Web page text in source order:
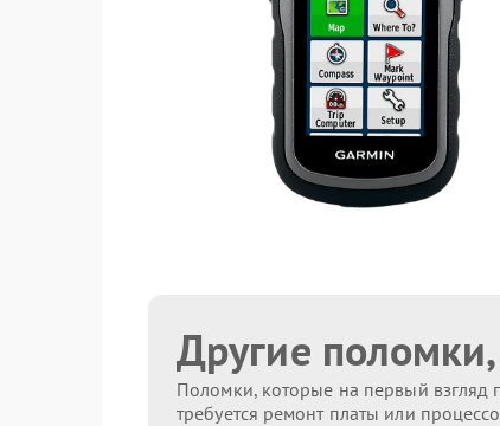
Другие
Поломки, которые на первый взгляд
требуется ремонт платы или